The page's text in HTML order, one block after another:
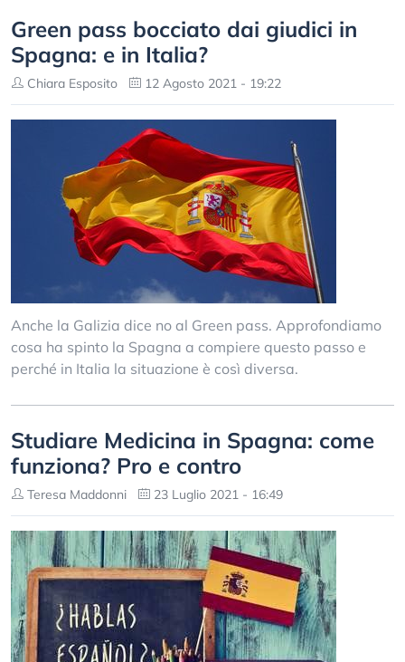
Green pass bocciato dai giudici in
Spagna: e in Italia?
Chiara Esposito 12 Agosto 2021 - 19:22
Anche la Galizia dice no al Green pass. Approfondiamo
cosa ha spinto la Spagna a compiere questo passo e
perché in Italia la situazione è così diversa.
Studiare Medicina in Spagna: come
funziona? Pro e contro
Teresa Maddonni 23 Luglio 2021 - 16:49